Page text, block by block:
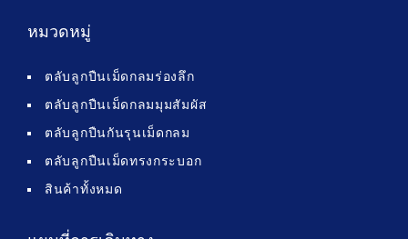
หมวดหมู่
ตลับลูกปืนเม็ดกลมร่องลึก
ตลับลูกปืนเม็ดกลมมุมสัมผัส
ตลับลูกปืนกันรุนเม็ดกลม
ตลับลูกปืนเม็ดทรงกระบอก
สินค้าทั้งหมด